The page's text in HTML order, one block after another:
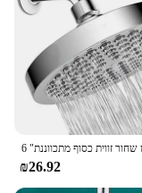
₪26.92